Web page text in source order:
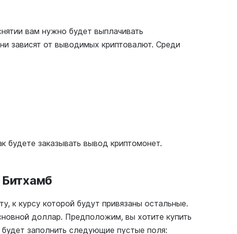
вам нужно будет выплачивать
зависят от выводимых криптовалют. Среди
будете заказывать вывод криптомонет.
к курсу которой будут привязаны остальные.
доллар. Предположим, вы хотите купить
заполнить следующие пустые поля: